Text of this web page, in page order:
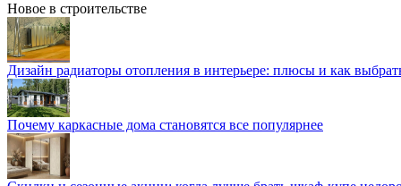
Новое в строительстве
Дизайн радиаторы отопления в интерьере: плюсы и как
Почему каркасные дома становятся все популярнее